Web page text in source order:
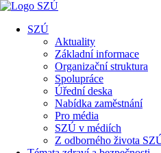
SZÚ
Aktuality
Základní informace
Organizační struktura
Spolupráce
Úřední deska
Nabídka zaměstnání
Pro média
SZÚ v médiích
Z odborného života